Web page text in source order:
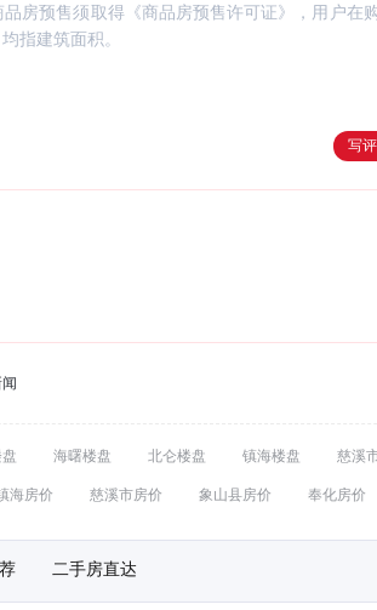
房预售须取得《商品房预售许可证》，用户在
指建筑面积。
写
海曙楼盘 北仑楼盘 镇海楼盘 慈溪
海房价 慈溪市房价 象山县房价 奉化房价
二手房直达